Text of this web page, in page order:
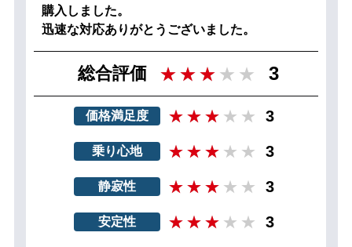
購入しました。
迅速な対応ありがとうございました。
総合評価 3
価格満足度 3
乗り心地 3
静寂性 3
安定性 3